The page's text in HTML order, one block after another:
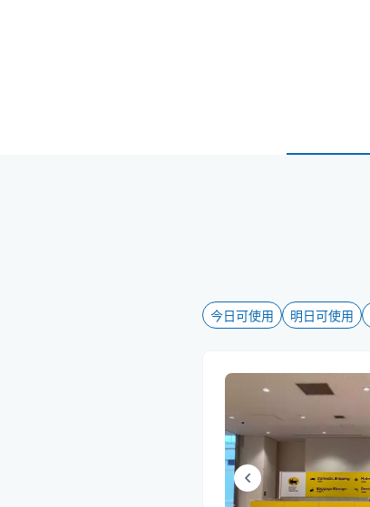
今日可使用 明日可使用